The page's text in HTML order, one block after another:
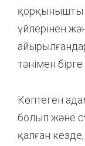
қорқынышты
үйлерінен
тәнімен бірге
Көптеген
болып және
қалған